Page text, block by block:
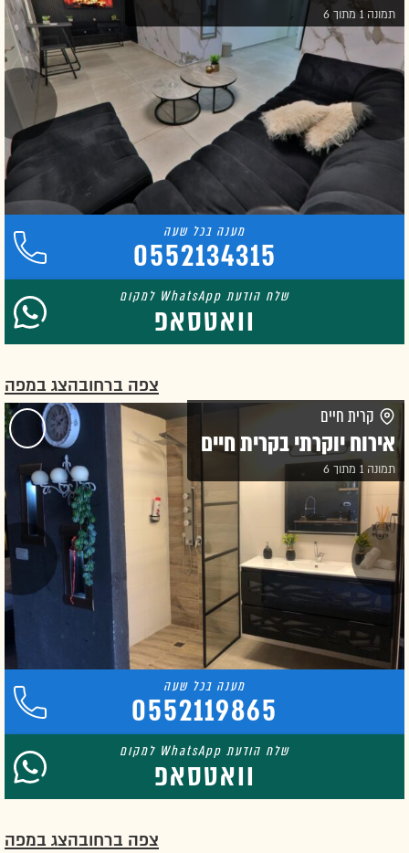
תמונה 1 מתוך 6
0552134315
וואטסאפ
צפה ברחובהצג במפה
קרית חיים
אירוח יוקרתי בקרית חיים
תמונה 1 מתוך 6
0552119865
וואטסאפ
צפה ברחובהצג במפה